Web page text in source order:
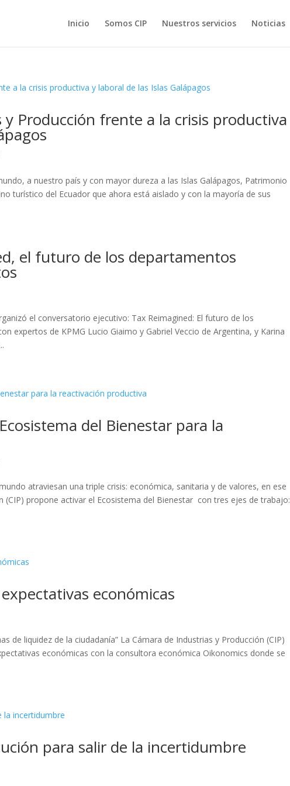
Inicio Somos CIP Nuestros servicios Noticias
y Producción frente a la crisis productiva
a nuestro país y con mayor dureza a las Islas Galápagos, Patrimonio
turístico del Ecuador que ahora está aislado y con la mayoría de sus
el futuro de los departamentos
el conversatorio ejecutivo: Tax Reimagined: El futuro de los
expertos de KPMG Lucio Giaimo y Gabriel Veccio de Argentina, y Karina
del Bienestar para la
atraviesan una triple crisis: económica, sanitaria y de valores, en ese
(CIP) propone activar el Ecosistema del Bienestar con tres ejes de trabajo:
económicas
de liquidez de la ciudadanía” La Cámara de Industrias y Producción (CIP)
económicas con la consultora económica Oikonomics donde se
para salir de la incertidumbre